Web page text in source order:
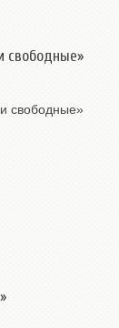
свободные»